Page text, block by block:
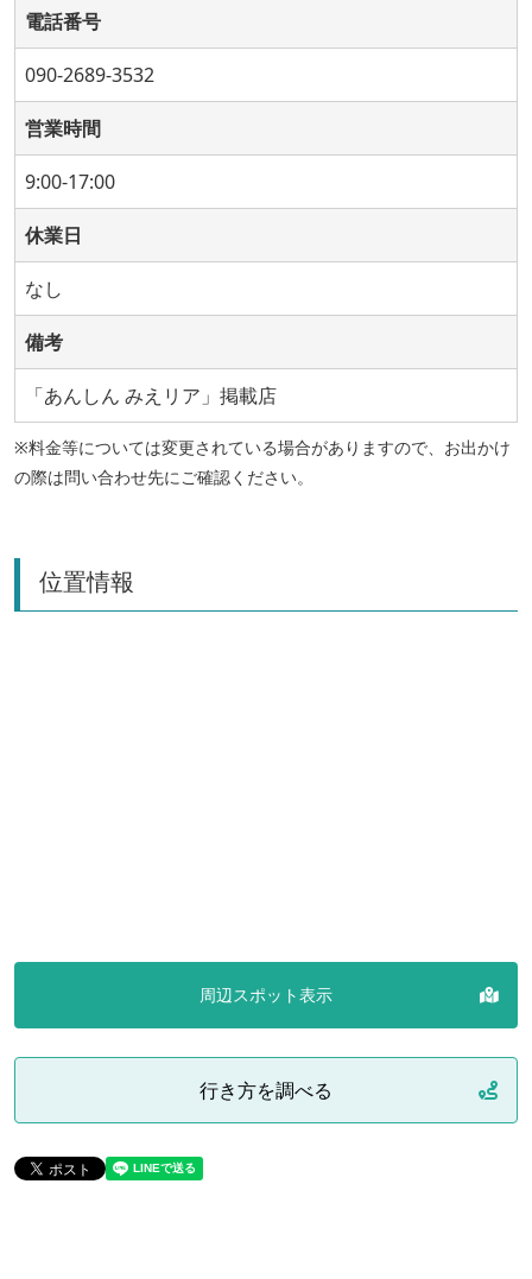
電話番号
090-2689-3532
営業時間
9:00-17:00
休業日
なし
備考
「あんしん みえリア」掲載店
※料金等については変更されている場合がありますので、お出かけ
の際は問い合わせ先にご確認ください。
位置情報
周辺スポット表示
行き方を調べる